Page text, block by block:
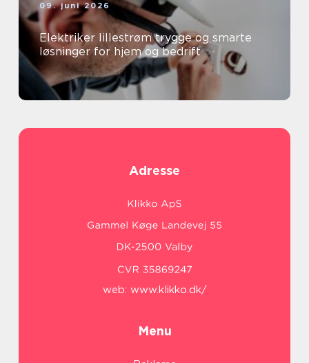
09. juni 2026
Elektriker lillestrøm trygge og smarte
løsninger for hjem og bedrift
Adresse
web: www.klikko.dk/
Menu